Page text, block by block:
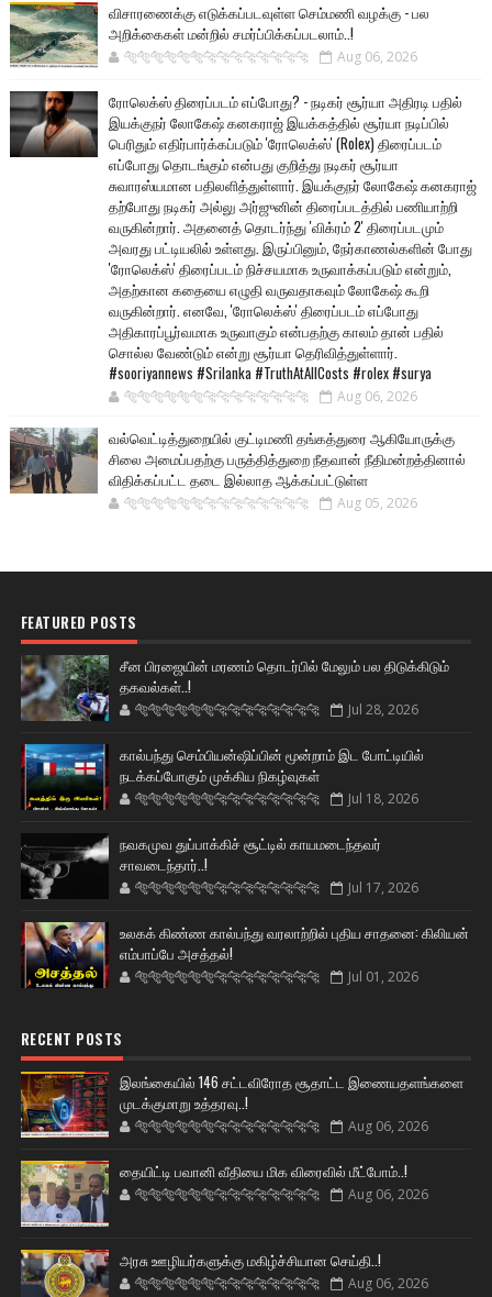
விசாரணைக்கு எடுக்கப்படவுள்ள செம்மணி வழக்கு - பல
அறிக்கைகள் மன்றில் சமர்ப்பிக்கப்படலாம்..!
🐅🐅🐅🐅🐅🐅🐆🐆🐆🐆🐆🐆🐆🐆 Aug 06, 2026
ரோலெக்ஸ் திரைப்படம் எப்போது? - நடிகர் சூர்யா அதிரடி பதில்
இயக்குநர் லோகேஷ் கனகராஜ் இயக்கத்தில் சூர்யா நடிப்பில்
பெரிதும் எதிர்பார்க்கப்படும் 'ரோலெக்ஸ்' (Rolex) திரைப்படம்
எப்போது தொடங்கும் என்பது குறித்து நடிகர் சூர்யா
சுவாரஸ்யமான பதிலளித்துள்ளார். இயக்குநர் லோகேஷ் கனகராஜ்
தற்போது நடிகர் அல்லு அர்ஜுனின் திரைப்படத்தில் பணியாற்றி
வருகின்றார். அதனைத் தொடர்ந்து 'விக்ரம் 2' திரைப்படமும்
அவரது பட்டியலில் உள்ளது. இருப்பினும், நேர்காணல்களின் போது
'ரோலெக்ஸ்' திரைப்படம் நிச்சயமாக உருவாக்கப்படும் என்றும்,
அதற்கான கதையை எழுதி வருவதாகவும் லோகேஷ் கூறி
வருகின்றார். எனவே, 'ரோலெக்ஸ்' திரைப்படம் எப்போது
அதிகாரப்பூர்வமாக உருவாகும் என்பதற்கு காலம் தான் பதில்
சொல்ல வேண்டும் என்று சூர்யா தெரிவித்துள்ளார்.
#sooriyannews #Srilanka #TruthAtAllCosts #rolex #surya
🐅🐅🐅🐅🐅🐅🐆🐆🐆🐆🐆🐆🐆🐆 Aug 06, 2026
வல்வெட்டித்துறையில் குட்டிமணி தங்கத்துரை ஆகியோருக்கு
சிலை அமைப்பதற்கு பருத்தித்துறை நீதவான் நீதிமன்றத்தினால்
விதிக்கப்பட்ட தடை இல்லாத ஆக்கப்பட்டுள்ள
🐅🐅🐅🐅🐅🐅🐆🐆🐆🐆🐆🐆🐆🐆 Aug 05, 2026
FEATURED POSTS
சீன பிரஜையின் மரணம் தொடர்பில் மேலும் பல திடுக்கிடும்
தகவல்கள்..!
🐅🐅🐅🐅🐅🐅🐆🐆🐆🐆🐆🐆🐆🐆 Jul 28, 2026
கால்பந்து செம்பியன்ஷிப்பின் மூன்றாம் இட போட்டியில்
நடக்கப்போகும் முக்கிய நிகழ்வுகள்
🐅🐅🐅🐅🐅🐅🐆🐆🐆🐆🐆🐆🐆🐆 Jul 18, 2026
நவகமுவ துப்பாக்கிச் சூட்டில் காயமடைந்தவர்
சாவடைந்தார்..!
🐅🐅🐅🐅🐅🐅🐆🐆🐆🐆🐆🐆🐆🐆 Jul 17, 2026
உலகக் கிண்ண கால்பந்து வரலாற்றில் புதிய சாதனை: கிலியன்
எம்பாப்பே அசத்தல்!
🐅🐅🐅🐅🐅🐅🐆🐆🐆🐆🐆🐆🐆🐆 Jul 01, 2026
RECENT POSTS
இலங்கையில் 146 சட்டவிரோத சூதாட்ட இணையதளங்களை
முடக்குமாறு உத்தரவு..!
🐅🐅🐅🐅🐅🐅🐆🐆🐆🐆🐆🐆🐆🐆 Aug 06, 2026
தையிட்டி பவானி வீதியை மிக விரைவில் மீட்போம்..!
🐅🐅🐅🐅🐅🐅🐆🐆🐆🐆🐆🐆🐆🐆 Aug 06, 2026
அரசு ஊழியர்களுக்கு மகிழ்ச்சியான செய்தி..!
🐅🐅🐅🐅🐅🐅🐆🐆🐆🐆🐆🐆🐆🐆 Aug 06, 2026